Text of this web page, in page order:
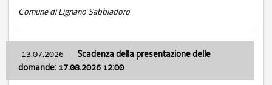
Comune di Lignano Sabbiadoro
13.07.2026 - Scadenza della presentazione delle
domande: 17.08.2026 12:00